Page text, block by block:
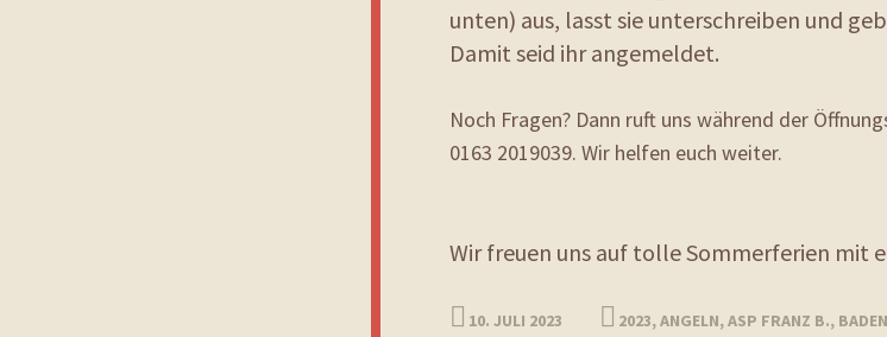
unten) aus, lasst sie unterschreiben und
Damit seid ihr angemeldet.
Noch Fragen? Dann ruft uns während der
0163 2019039. Wir helfen euch weiter.
Wir freuen uns auf tolle Sommerferien mit
10. JULI 2023 2023,ANGELN,ASP FRANZ B., BADEN